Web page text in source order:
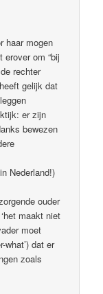
haar mogen
om “bij
rechter
gelijk dat
er zijn
bewezen
Nederland!)
ouder
maakt niet
moet
what’) dat er
zoals